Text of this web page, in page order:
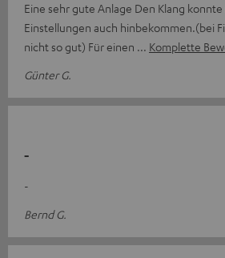
Eine sehr gute Anlage Den Klang
Einstellungen auch hinbekommen.(bei
nicht so gut) Für einen
Komplette
Günter G.
-
-
Bernd G.